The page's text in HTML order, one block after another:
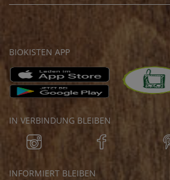
BIOKISTEN APP
IN VERBINDUNG BLEIBEN
INFORMIERT BLEIBEN